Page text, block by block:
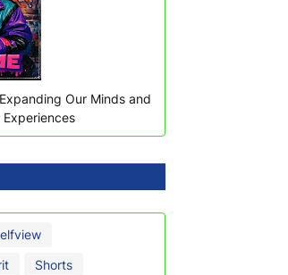
Our Minds and
Shorts